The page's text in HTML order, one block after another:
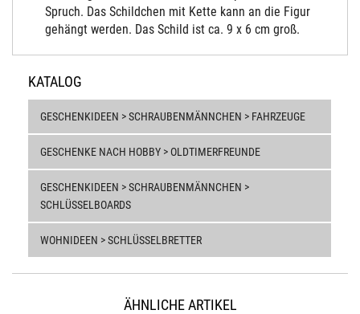
Spruch. Das Schildchen mit Kette kann an die Figur
gehängt werden. Das Schild ist ca. 9 x 6 cm groß.
KATALOG
GESCHENKIDEEN > SCHRAUBENMÄNNCHEN > FAHRZEUGE
GESCHENKE NACH HOBBY > OLDTIMERFREUNDE
GESCHENKIDEEN > SCHRAUBENMÄNNCHEN >
SCHLÜSSELBOARDS
WOHNIDEEN > SCHLÜSSELBRETTER
ÄHNLICHE ARTIKEL